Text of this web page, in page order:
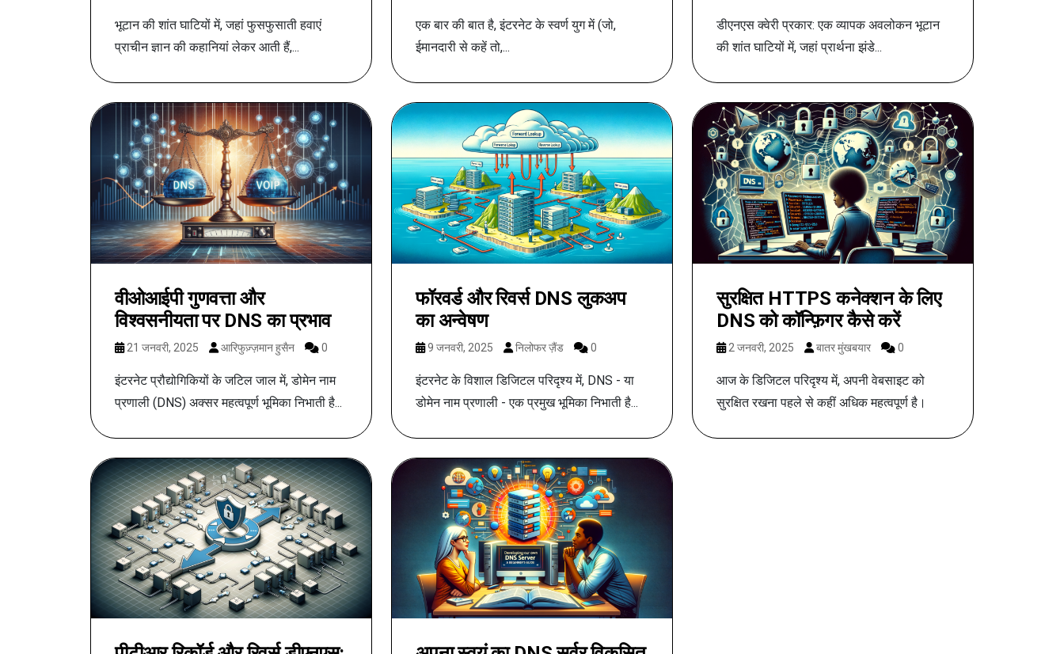
भूटान की शांत घाटियों में, जहां फुसफुसाती हवाएं
प्राचीन ज्ञान की कहानियां लेकर आती हैं,...
एक बार की बात है, इंटरनेट के स्वर्ण युग में (जो,
ईमानदारी से कहें तो,...
डीएनएस क्वेरी प्रकार: एक व्यापक अवलोकन भूटान
की शांत घाटियों में, जहां प्रार्थना झंडे...
वीओआईपी गुणवत्ता और
विश्वसनीयता पर DNS का प्रभाव
21 जनवरी, 2025 आरिफुज़्ज़मान हुसैन 0
इंटरनेट प्रौद्योगिकियों के जटिल जाल में, डोमेन नाम
प्रणाली (DNS) अक्सर महत्वपूर्ण भूमिका निभाती है...
फॉरवर्ड और रिवर्स DNS लुकअप
का अन्वेषण
9 जनवरी, 2025 निलोफर ज़ैंड 0
इंटरनेट के विशाल डिजिटल परिदृश्य में, DNS - या
डोमेन नाम प्रणाली - एक प्रमुख भूमिका निभाती है...
सुरक्षित HTTPS कनेक्शन के लिए
DNS को कॉन्फ़िगर कैसे करें
2 जनवरी, 2025 बातर मुंखबयार 0
आज के डिजिटल परिदृश्य में, अपनी वेबसाइट को
सुरक्षित रखना पहले से कहीं अधिक महत्वपूर्ण है।